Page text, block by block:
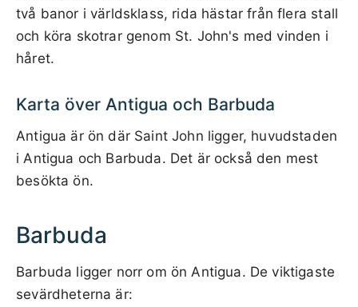
två banor i världsklass, rida hästar från flera stall
och köra skotrar genom St. John's med vinden i
håret.
Karta över Antigua och Barbuda
Antigua är ön där Saint John ligger, huvudstaden
i Antigua och Barbuda. Det är också den mest
besökta ön.
Barbuda
Barbuda ligger norr om ön Antigua. De viktigaste
sevärdheterna är: